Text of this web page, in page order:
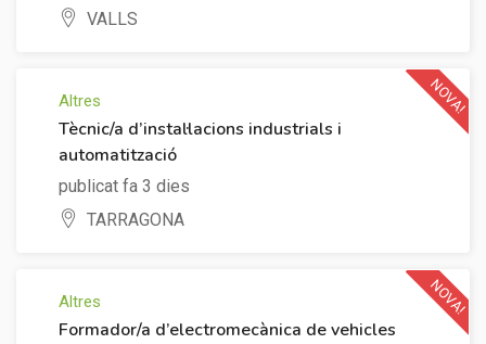
VALLS
Altres
Tècnic/a d’instal·lacions industrials i
automatització
publicat fa 3 dies
TARRAGONA
NOVA!
Altres
Formador/a d’electromecànica de vehicles
NOVA!